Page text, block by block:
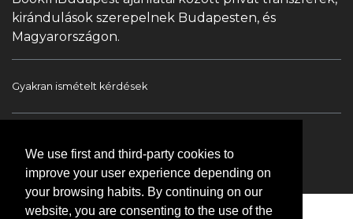
We use first and third-party cookies to
improve your user experience depending on
your browsing habits. By continuing on our
website, you are consenting to the use of the
kirándulások szerepelnek Budapesten, és
Magyarországon.
Gyakran ismételt kérdések
Túrák & Kirándulások Transzfer Kapcsolat